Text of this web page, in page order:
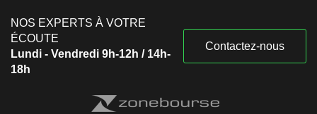
NOS EXPERTS À VOTRE
ÉCOUTE
Lundi - Vendredi 9h-12h / 14h-
18h
Contactez-nous